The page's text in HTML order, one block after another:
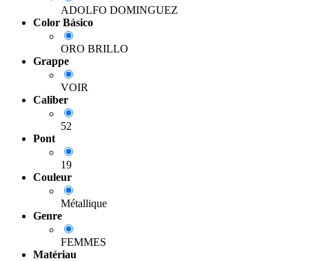
ADOLFO DOMINGUEZ
Color Básico
ORO BRILLO
Grappe
VOIR
Caliber
52
Pont
19
Couleur
Métallique
Genre
FEMMES
Matériau